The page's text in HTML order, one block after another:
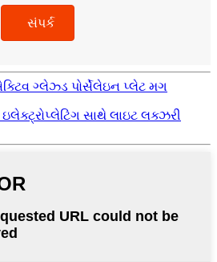
સંપર્ક
ગ્લેઝ્ડ પોર્સેલેઇન પ્લેટ મગ
ઇલેક્ટ્રોપ્લેટિંગ સાથે લાઇટ લક્ઝરી